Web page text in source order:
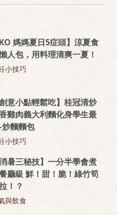
KO 媽媽夏日5症頭】涼夏食
人包，用料理清爽一夏！
小技巧
創意小點輕鬆吃】桂冠清炒
雞肉義大利麵化身學生最
麵麵包
小技巧
消暑三秘技】一分半學會煮
廳級 鮮！甜！脆！綠竹筍
！？
與飲食